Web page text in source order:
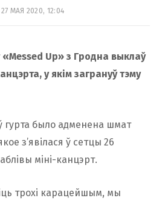
27 МАЯ 2020, 12:04
Up» з Гродна выклаў
у якім загрануў тэму
гурта было адменена шмат
з’явілася ў сетцы 26
міні-канцэрт.
трохі карацейшым, мы